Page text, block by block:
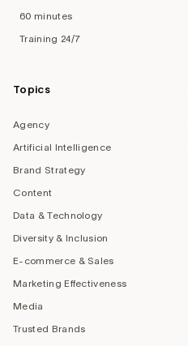
60 minutes
Training 24/7
Topics
Agency
Artificial Intelligence
Brand Strategy
Content
Data & Technology
Diversity & Inclusion
E-commerce & Sales
Marketing Effectiveness
Media
Trusted Brands